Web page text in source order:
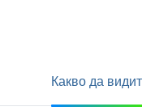
Какво да